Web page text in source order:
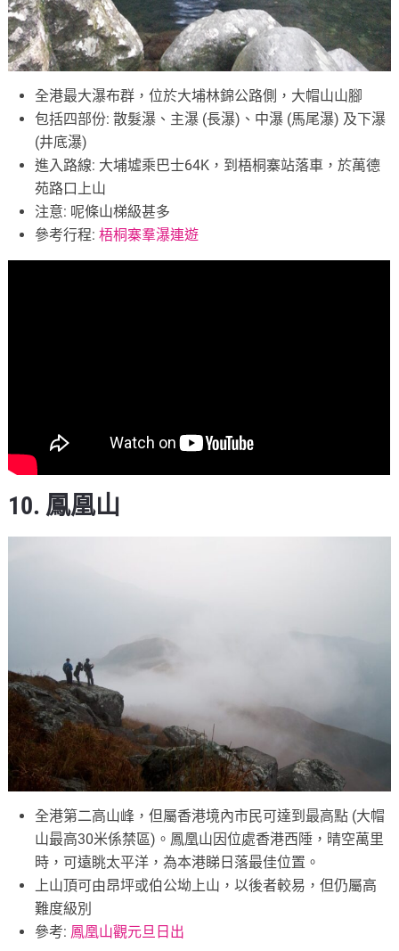
全港最大瀑布群，位於大埔林錦公路側，大帽山山腳
包括四部份: 散髮瀑、主瀑 (長瀑)、中瀑 (馬尾瀑) 及下瀑
(井底瀑)
進入路線: 大埔墟乘巴士64K，到梧桐寨站落車，於萬德
苑路口上山
注意: 呢條山梯級甚多
參考行程:梧桐寨羣瀑連遊
10. 鳳凰山
全港第二高山峰，但屬香港境內市民可達到最高點 (大帽
山最高30米係禁區)。鳳凰山因位處香港西陲，晴空萬里
時，可遠眺太平洋，為本港睇日落最佳位置。
上山頂可由昂坪或伯公坳上山，以後者較易，但仍屬高
難度級別
參考: 鳳凰山觀元旦日出